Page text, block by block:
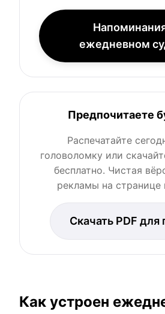
ежедневном
Предпочитаете
Распечатайте
головоломку или
бесплатно. Чистая
рекламы на странице
Скачать PDF для
Как устроен